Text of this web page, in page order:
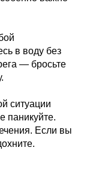
в воду без
— бросьте
ситуации
паникуйте.
Если вы